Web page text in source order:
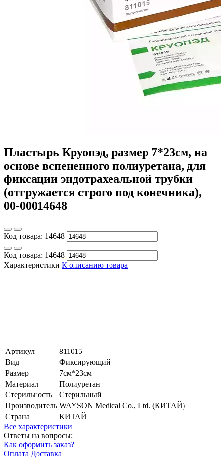
Пластырь Круопэд, размер 7*23см, на
основе вспененного полиуретана, для
фиксации эндотрахеальной трубки
(отгружается строго под конечника),
00-00014648
Код товара: 14648
Код товара: 14648
Характеристики К описанию товара
Артикул
811015
Вид
Фиксирующий
Размер
7см*23см
Материал
Полиуретан
Стерильность
Стерильный
Производитель WAYSON Medical Co., Ltd. (КИТАЙ)
Страна
КИТАЙ
Все характеристики
Ответы на вопросы:
Как оформить заказ?
Оплата Доставка